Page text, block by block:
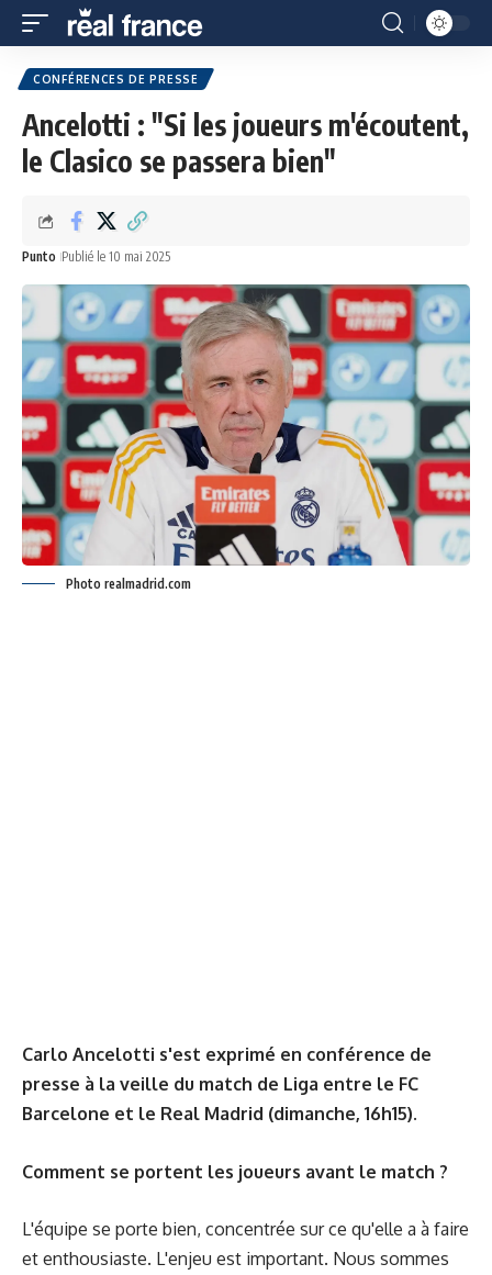
CONFÉRENCES DE PRESSE
Ancelotti : "Si les joueurs m'écoutent,
le Clasico se passera bien"
Punto Publié le 10 mai 2025
Photo realmadrid.com
Carlo Ancelotti s'est exprimé en conférence de
presse à la veille du match de Liga entre le FC
Barcelone et le Real Madrid (dimanche, 16h15).
Comment se portent les joueurs avant le match ?
L'équipe se porte bien, concentrée sur ce qu'elle a à faire
et enthousiaste. L'enjeu est important. Nous sommes